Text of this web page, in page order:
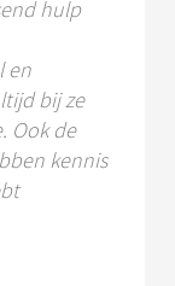
hulp
en
bij ze
Ook de
kennis